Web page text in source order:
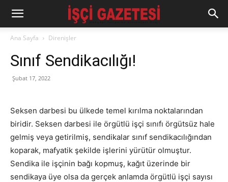
Ana Sayfa Direnişler
Sınıf Sendikacılığı!
Şubat 17, 2022
Seksen darbesi bu ülkede temel kırılma noktalarından
biridir. Seksen darbesi ile örgütlü işçi sınıfı örgütsüz hale
gelmiş veya getirilmiş, sendikalar sınıf sendikacılığından
koparak, mafyatik şekilde işlerini yürütür olmuştur.
Sendika ile işçinin bağı kopmuş, kağıt üzerinde bir
sendikaya üye olsa da gerçek anlamda örgütlü işçi sayısı